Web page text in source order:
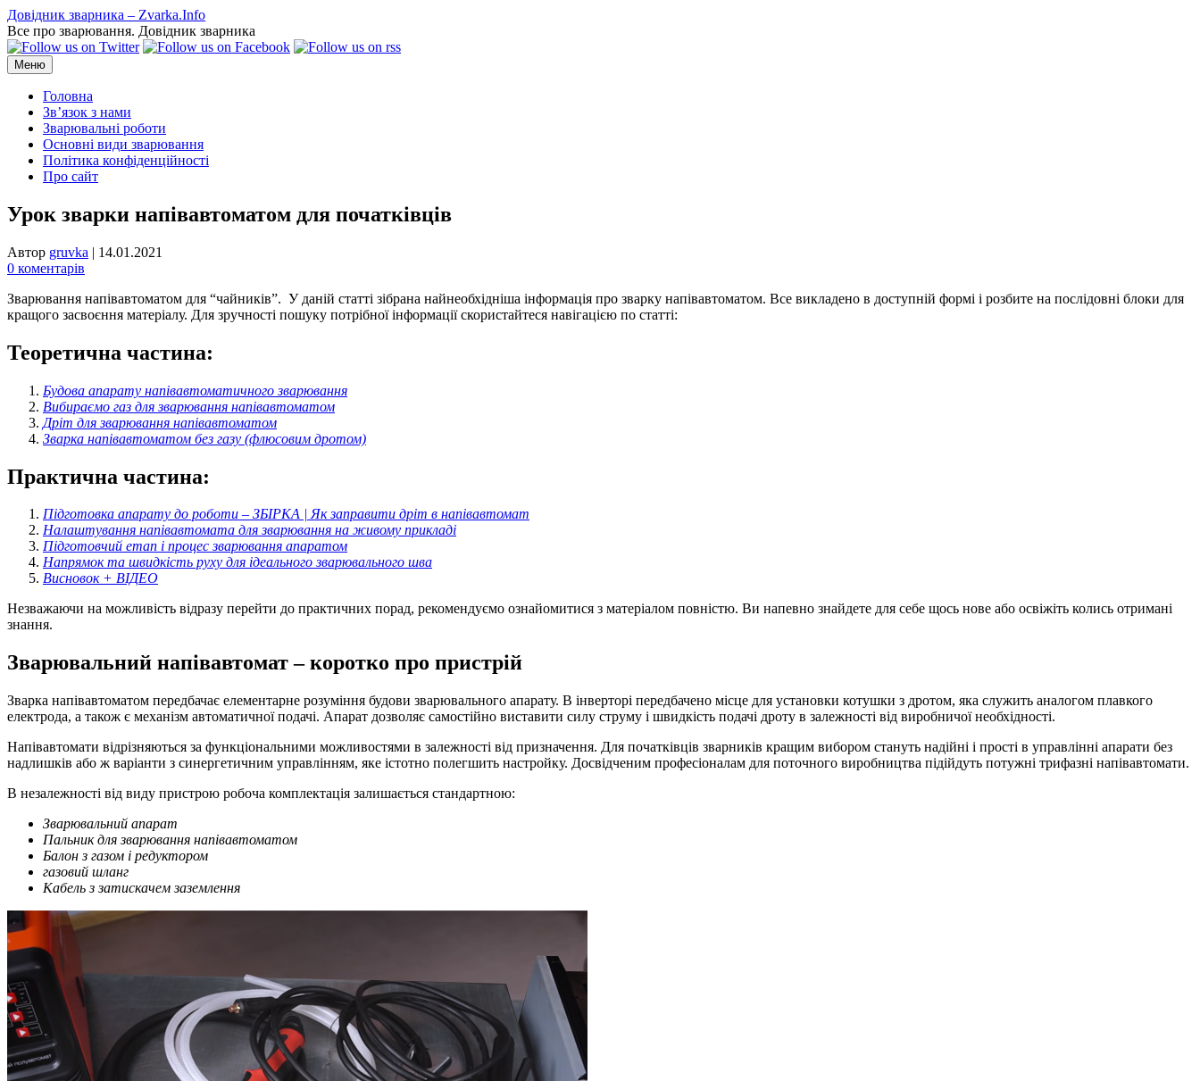
Перейти
до
вмісту
Довідник зварника – Zvarka.Info
Все про зварювання. Довідник зварника
Меню
Головна
Зв’язок з нами
Зварювальні роботи
Основні види зварювання
Політика конфіденційності
Про сайт
Урок зварки напівавтоматом для початківців
Автор gruvka | 14.01.2021
0 коментарів
Зварювання напівавтоматом для “чайників”. У даній статті зібрана найнеобхідніша інформація про зварку напівавтоматом. Все викладено в доступній формі і розбите на послідовні блоки для
кращого засвоєння матеріалу. Для зручності пошуку потрібної інформації скористайтеся навігацією по статті:
Теоретична частина:
Будова апарату напівавтоматичного зварювання
Вибираємо газ для зварювання напівавтоматом
Дріт для зварювання напівавтоматом
Зварка напівавтоматом без газу (флюсовим дротом)
Практична частина:
Підготовка апарату до роботи – ЗБІРКА | Як заправити дріт в напівавтомат
Налаштування напівавтомата для зварювання на живому прикладі
Підготовчий етап і процес зварювання апаратом
Напрямок та швидкість руху для ідеального зварювального шва
Висновок + ВІДЕО
Незважаючи на можливість відразу перейти до практичних порад, рекомендуємо ознайомитися з матеріалом повністю. Ви напевно знайдете для себе щось нове або освіжіть колись отримані
знання.
Зварювальний напівавтомат – коротко про пристрій
Зварка напівавтоматом передбачає елементарне розуміння будови зварювального апарату. В інверторі передбачено місце для установки котушки з дротом, яка служить аналогом плавкого
електрода, а також є механізм автоматичної подачі. Апарат дозволяє самостійно виставити силу струму і швидкість подачі дроту в залежності від виробничої необхідності.
Напівавтомати відрізняються за функціональними можливостями в залежності від призначення. Для початківців зварників кращим вибором стануть надійні і прості в управлінні апарати без
надлишків або ж варіанти з синергетичним управлінням, яке істотно полегшить настройку. Досвідченим професіоналам для поточного виробництва підійдуть потужні трифазні напівавтомати.
В незалежності від виду пристрою робоча комплектація залишається стандартною:
Зварювальний апарат
Пальник для зварювання напівавтоматом
Балон з газом і редуктором
газовий шланг
Кабель з затискачем заземлення